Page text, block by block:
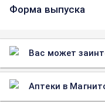
Форма выпуска
Вас может
Аптеки в